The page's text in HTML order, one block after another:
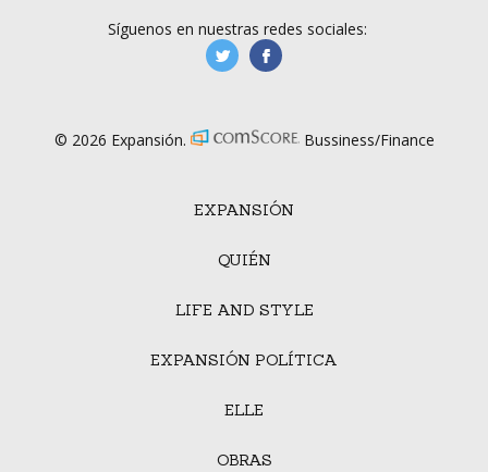
EXPANSIÓN
QUIÉN
LIFE AND STYLE
EXPANSIÓN POLÍTICA
ELLE
OBRAS
Síguenos en nuestras redes sociales:
manufacturaGE
© 2026 Expansión. Bussiness/Finance